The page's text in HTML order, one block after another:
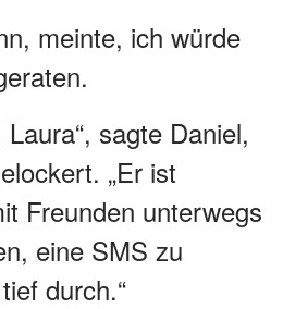
meinte, ich würde
sagte Daniel,
„Er ist
Freunden unterwegs
eine SMS zu
durch.“